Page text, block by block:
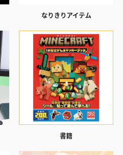
なりきりアイテム
書籍